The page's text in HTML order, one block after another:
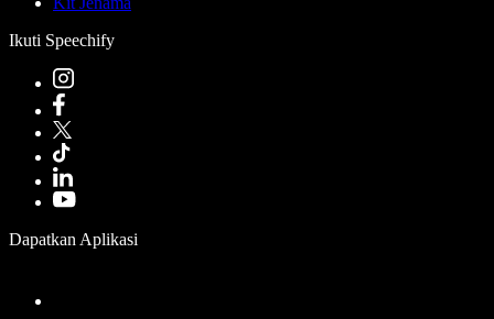
Ikuti Speechify
Dapatkan Aplikasi